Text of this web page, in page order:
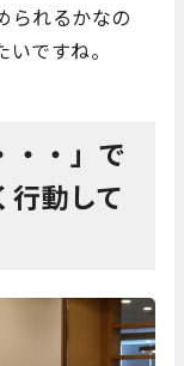
られるかなの
ですね。
・・」で
行動して